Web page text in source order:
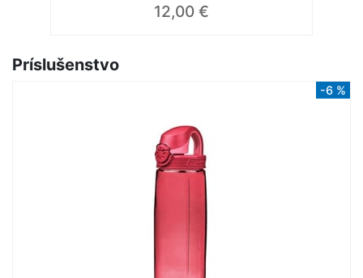
12,00 €
Príslušenstvo
-6 %